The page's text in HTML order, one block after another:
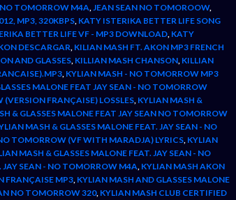
NO TOMORROW M4A,JEAN SEAN NO TOMOROOW,
MP3, 320KBPS, KATY ISTERIKA BETTER LIFE SONG
BETTER LIFE VF - MP3 DOWNLOAD, KATY
DESCARGAR, KILIAN MASH FT. AKON MP3 FRENCH
AND GLASSES, KILLIAN MASH CHANSON, KILLIAN
, KYLIAN MASH - NO TOMORROW MP3
MALONE FEAT JAY SEAN - NO TOMORROW
FRANÇAISE) LOSSLES, KYLIAN MASH &
& GLASSES MALONE FEAT JAY SEAN NO TOMORROW
MASH & GLASSES MALONE FEAT. JAY SEAN - NO
TOMORROW (VF WITH MARADJA) LYRICS, KYLIAN
MASH & GLASSES MALONE FEAT. JAY SEAN - NO
JAY SEAN - NO TOMORROW M4A, KYLIAN MASH AKON
FRANÇAISE MP3, KYLIAN MASH AND GLASSES MALONE
NO TOMORROW 320, KYLIAN MASH CLUB CERTIFIED